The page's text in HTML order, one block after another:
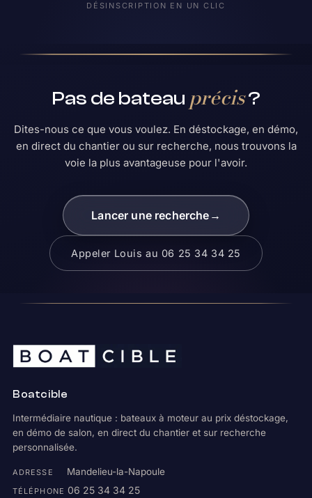
DÉSINSCRIPTION EN UN CLIC
Pas de bateau précis?
Dites-nous ce que vous voulez. En déstockage, en démo,
en direct du chantier ou sur recherche, nous trouvons la
voie la plus avantageuse pour l'avoir.
Lancer une recherche →
Appeler Louis au 06 25 34 34 25
Boatcible
Intermédiaire nautique : bateaux à moteur au prix déstockage,
en démo de salon, en direct du chantier et sur recherche
personnalisée.
ADRESSE Mandelieu-la-Napoule
TÉLÉPHONE 06 25 34 34 25